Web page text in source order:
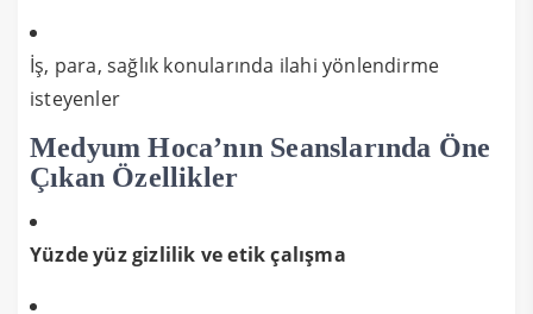
İş, para, sağlık konularında ilahi yönlendirme
isteyenler
Medyum Hoca’nın Seanslarında Öne
Çıkan Özellikler
Yüzde yüz gizlilik ve etik çalışma